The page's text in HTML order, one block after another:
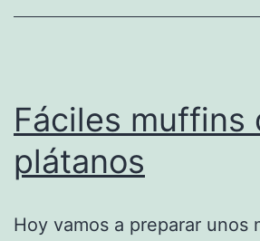
Fáciles muffins
plátanos
Hoy vamos a preparar unos